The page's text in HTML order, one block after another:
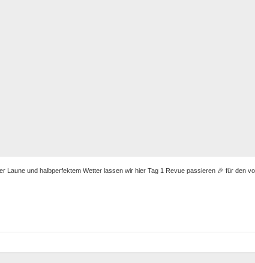
und halbperfektem Wetter lassen wir hier Tag 1 Revue passieren 🎉 für den